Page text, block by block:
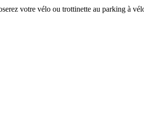
votre vélo ou trottinette au parking à